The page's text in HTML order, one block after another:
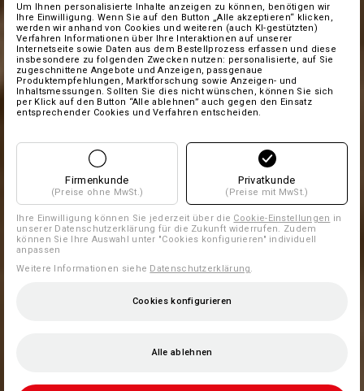
Um Ihnen personalisierte Inhalte anzeigen zu können, benötigen wir
Ihre Einwilligung. Wenn Sie auf den Button „Alle akzeptieren“ klicken,
werden wir anhand von Cookies und weiteren (auch KI-gestützten)
Verfahren Informationen über Ihre Interaktionen auf unserer
Internetseite sowie Daten aus dem Bestellprozess erfassen und diese
insbesondere zu folgenden Zwecken nutzen: personalisierte, auf Sie
zugeschnittene Angebote und Anzeigen, passgenaue
Produktempfehlungen, Marktforschung sowie Anzeigen- und
Inhaltsmessungen. Sollten Sie dies nicht wünschen, können Sie sich
per Klick auf den Button “Alle ablehnen” auch gegen den Einsatz
entsprechender Cookies und Verfahren entscheiden.
Firmenkunde
(Preise ohne MwSt.)
Privatkunde
(Preise mit MwSt.)
Ihre Einwilligung können Sie jederzeit über die Cookie-Einstellungen in
unserer Datenschutzerklärung für die Zukunft widerrufen. Zudem
können Sie Ihre Auswahl unter "Cookies konfigurieren" individuell
anpassen
Weitere Informationen siehe Datenschutzerklärung
Cookies konfigurieren
Alle ablehnen